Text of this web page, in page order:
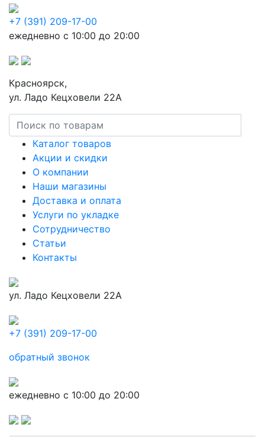
+7 (391) 209-17-00
ежедневно с 10:00 до 20:00
Красноярск,
ул. Ладо Кецховели 22А
Каталог товаров
Акции и скидки
О компании
Наши магазины
Доставка и оплата
Услуги по укладке
Сотрудничество
Статьи
Контакты
ул. Ладо Кецховели 22А
+7 (391) 209-17-00
обратный звонок
ежедневно с 10:00 до 20:00